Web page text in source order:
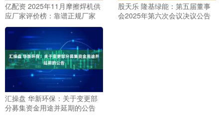
亿配资 2025年11月摩擦焊机供
应厂家评价榜：靠谱正规厂家
股天乐 隆基绿能：第五届董事
会2025年第六次会议决议公告
汇操盘 华新环保：关于变更部
分募集资金用途并延期的公告